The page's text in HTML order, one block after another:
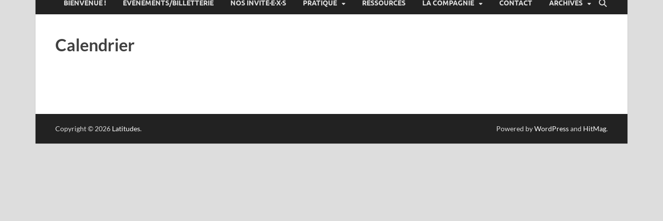
BIENVENUE ! ÉVÉNEMENTS/BILLETTERIE NOS INVITÉ·E·X·S PRATIQUE RESSOURCES LA COMPAGNIE CONTACT ARCHIVES
Calendrier
Copyright © 2026 Latitudes. Powered byWordPressand HitMag.